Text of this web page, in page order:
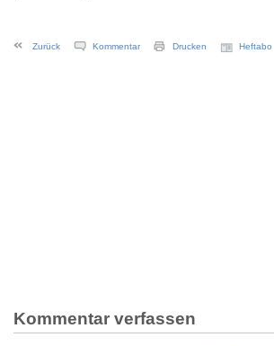
Zurück Kommentar Drucken Heftabo
Kommentar verfassen